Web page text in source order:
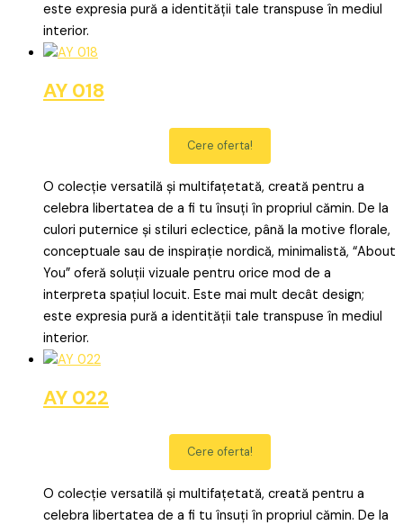
este expresia pură a identității tale transpuse în mediul
interior.
AY 018
Cere oferta!
O colecție versatilă și multifațetată, creată pentru a
celebra libertatea de a fi tu însuți în propriul cămin. De la
culori puternice și stiluri eclectice, până la motive florale,
conceptuale sau de inspirație nordică, minimalistă, “About
You” oferă soluții vizuale pentru orice mod de a
interpreta spațiul locuit. Este mai mult decât design;
este expresia pură a identității tale transpuse în mediul
interior.
AY 022
Cere oferta!
O colecție versatilă și multifațetată, creată pentru a
celebra libertatea de a fi tu însuți în propriul cămin. De la